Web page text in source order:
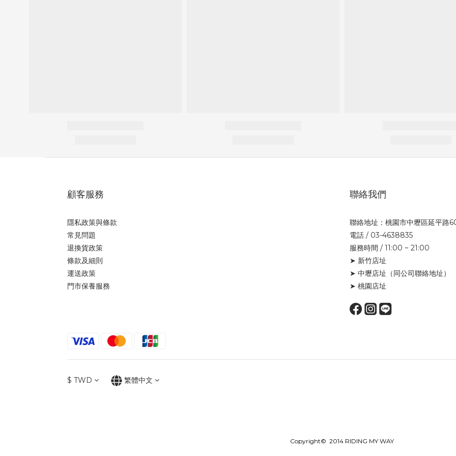
顧客服務
隱私政策與條款
常見問題
退換貨政策
條款及細則
運送政策
門市保養服務
聯絡我們
聯絡地址：桃園市中壢區延平路
電話 / 03-4638835
服務時間 / 11:00 ~ 21:00
➤ 新竹店址
➤ 中壢店址 （同公司聯絡地址）
➤ 桃園店址
$ TWD 繁體中文
Copyright© 2014 RIDING MY WAY